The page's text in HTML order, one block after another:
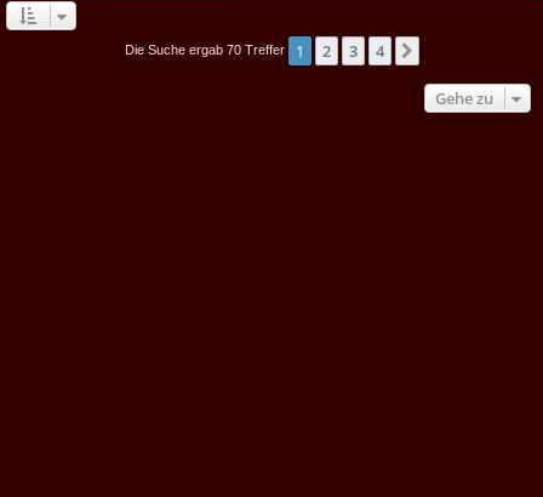
Die Suche ergab 70 Treffer 1 2 3 4
Gehe zu